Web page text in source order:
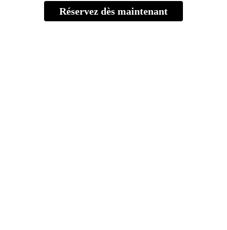
Réservez dès maintenant